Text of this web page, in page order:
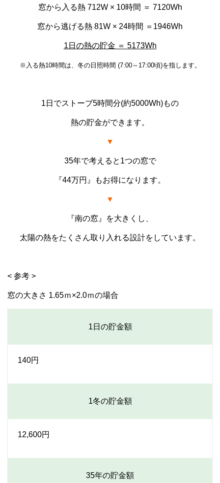
窓から入る熱 712W × 10時間 ＝ 7120Wh
窓から逃げる熱 81W × 24時間 ＝1946Wh
1日の熱の貯金 ＝ 5173Wh
※入る熱10時間は、冬の日照時間 (7:00～17:00頃)を指します。
1日でストーブ5時間分(約5000Wh)もの
熱の貯金ができます。
▼
35年で考えると1つの窓で
『44万円』もお得になります。
▼
『南の窓』を大きくし、
太陽の熱をたくさん取り入れる設計をしています。
< 参考 >
窓の大きさ 1.65ｍ×2.0ｍの場合
1日の貯金額
140円
1冬の貯金額
12,600円
35年の貯金額